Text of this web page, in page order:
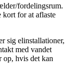
fordelingsrum.
kort for at aflaste
sig elinstallationer,
med vandet
hvis det kan